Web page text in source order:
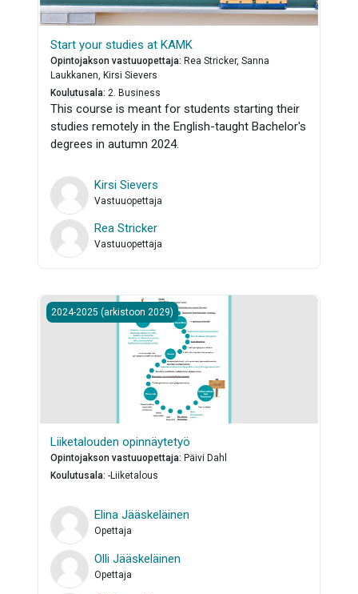
Start your studies at KAMK
Opintojakson vastuuopettaja:Rea Stricker, Sanna
Laukkanen, Kirsi Sievers
Koulutusala: 2. Business
This course is meant for students starting their
studies remotely in the English-taught Bachelor's
degrees in autumn 2024.
Kirsi Sievers
Vastuuopettaja
Rea Stricker
Vastuuopettaja
Liiketalouden opinnäytetyö
2024-2025 (arkistoon 2029)
Liiketalouden opinnäytetyö
Opintojakson vastuuopettaja: Päivi Dahl
Koulutusala:-Liiketalous
Elina Jääskeläinen
Opettaja
Olli Jääskeläinen
Opettaja